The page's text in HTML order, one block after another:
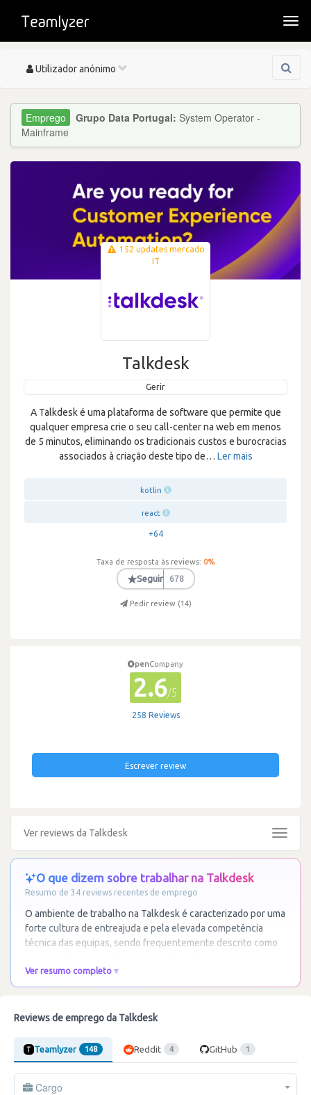
Toggle
Utilizador anónimo
Grupo Data Portugal: System Operator -
Mainframe
152 updates mercado
IT
Talkdesk
Gerir
A Talkdesk é uma plataforma de software que permite que
qualquer empresa crie o seu call-center na web em menos
de 5 minutos, eliminando os tradicionais custos e burocracias
associados à criação deste tipo de… Ler mais
kotlin
react
+64
Taxa de resposta às reviews: 0%
★Seguir 678
Pedir review (14)
penCompany
2.6/5
258 Reviews
Escrever review
Ver reviews da Talkdesk
Toggle
O que dizem sobre trabalhar na Talkdesk
Resumo de 34 reviews recentes de emprego
O ambiente de trabalho na Talkdesk é caracterizado por uma
forte cultura de entreajuda e pela elevada competência
técnica das equipas, sendo frequentemente descrito como
Ver resumo completo
Reviews de emprego da Talkdesk
Teamlyzer 148 Reddit 4 GitHub 1
Cargo